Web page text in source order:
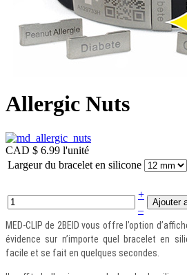
Allergic Nuts
CAD $ 6.99 l'unité
Largeur du bracelet en silicone
+
–
MED-CLIP de 2BEID vous offre l’option
évidence sur n’importe quel bracelet en
facile et se fait en quelques secondes.